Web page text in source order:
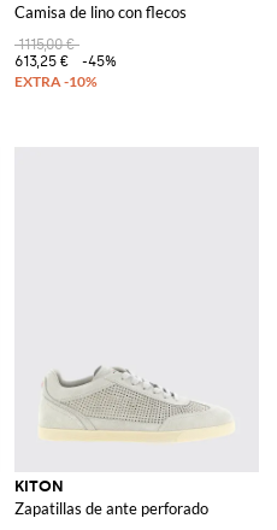
y cierre de cremallera
Camisa de lino con flecos
1115,00 €
613,25 €
-45%
KITON
Zapatillas de ante perforado